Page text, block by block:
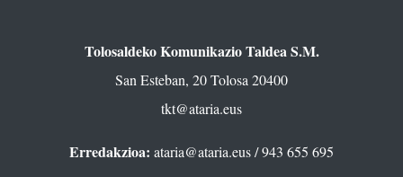
Tolosaldeko Komunikazio Taldea S.M.
San Esteban, 20 Tolosa 20400
tkt@ataria.eus
Erredakzioa: ataria@ataria.eus/ 943 655 695